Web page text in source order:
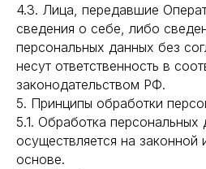
4.3. Лица, передавшие
сведения о себе, либо
персональных данных без
несут ответственность в
законодательством РФ.
5. Принципы обработки
5.1. Обработка персональных
осуществляется на законной
основе.